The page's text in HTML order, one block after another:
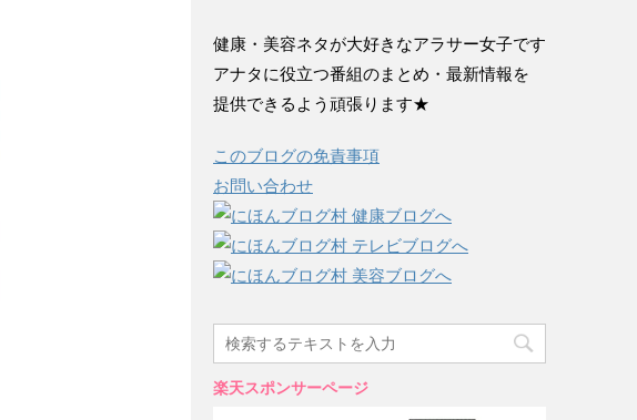
健康・美容ネタが大好きなアラサー女子です
アナタに役立つ番組のまとめ・最新情報を
提供できるよう頑張ります★
このブログの免責事項
お問い合わせ
楽天スポンサーページ